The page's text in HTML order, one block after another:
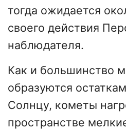
тогда ожидается
своего действия
наблюдателя.
Как и большинство
образуются
Солнцу, кометы
пространстве